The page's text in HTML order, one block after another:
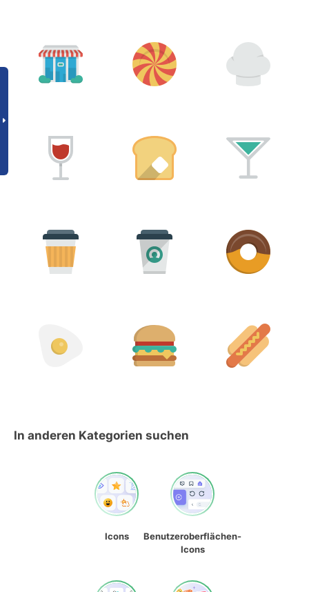
In anderen Kategorien suchen
Icons
Benutzeroberflächen-
Icons